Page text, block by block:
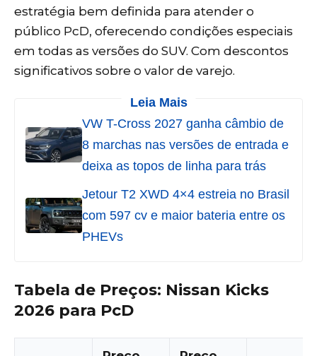
estratégia bem definida para atender o
público PcD, oferecendo condições especiais
em todas as versões do SUV. Com descontos
significativos sobre o valor de varejo.
Leia Mais
VW T-Cross 2027 ganha câmbio de
8 marchas nas versões de entrada e
deixa as topos de linha para trás
Jetour T2 XWD 4×4 estreia no Brasil
com 597 cv e maior bateria entre os
PHEVs
Tabela de Preços: Nissan Kicks
2026 para PcD